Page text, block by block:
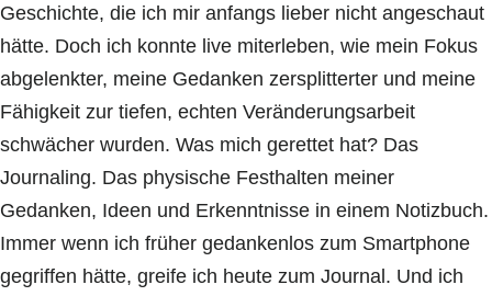
Geschichte, die ich mir anfangs lieber nicht angeschaut
hätte. Doch ich konnte live miterleben, wie mein Fokus
abgelenkter, meine Gedanken zersplitterter und meine
Fähigkeit zur tiefen, echten Veränderungsarbeit
schwächer wurden. Was mich gerettet hat? Das
Journaling. Das physische Festhalten meiner
Gedanken, Ideen und Erkenntnisse in einem Notizbuch.
Immer wenn ich früher gedankenlos zum Smartphone
gegriffen hätte, greife ich heute zum Journal. Und ich